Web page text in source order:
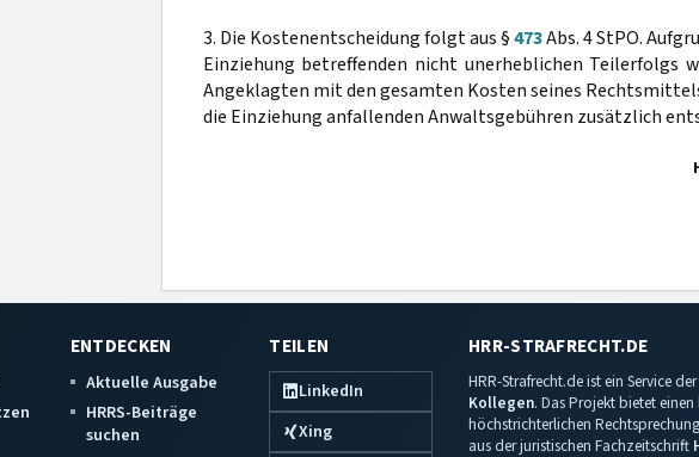
3. Die Kostenentscheidung folgt aus §473Abs. 4 StPO.
Einziehung betreffenden nicht unerheblichen Teilerfolgs
Angeklagten mit den gesamten Kosten seines
die Einziehung anfallenden Anwaltsgebühren zusätzlich
ENTDECKEN
Aktuelle Ausgabe
HRRS-Beiträge
suchen
TEILEN
LinkedIn
Xing
HRR-STRAFRECHT.DE
HRR-Strafrecht.de ist ein Service
Kollegen. Das Projekt bietet
höchstrichterlichen
aus der juristischen Fachzeitschrift